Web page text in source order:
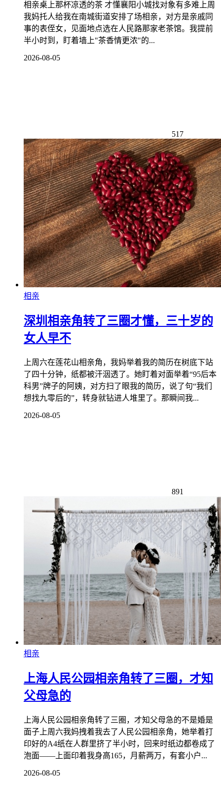
相亲桌上那杯凉透的茶 才懂襄阳小城找对象有多难上周
我妈托人给我在南城街道安排了场相亲，对方是亲戚同
事的表侄女，见面地点选在人民路那家老茶馆。我提前
半小时到，盯着墙上"茶香情更浓"的...
2026-08-05
517
相亲
深圳相亲角转了三圈才懂，三十岁的
女人早不
上周六在莲花山相亲角，我妈举着我的简历在树底下站
了四十分钟，纸都被汗洇透了。她盯着对面举着“95后本
科男”牌子的阿姨，对方扫了眼我的简历，说了句“我们
想找九零后的”，转身就钻进人堆里了。那瞬间我...
2026-08-05
891
相亲
上海人民公园相亲角转了三圈，才知
父母急的
上海人民公园相亲角转了三圈，才知父母急的不是婚是
面子上周六我妈拽着我去了人民公园相亲角，她举着打
印好的A4纸在人群里挤了半小时，回来时纸边都卷成了
泡面——上面印着我身高165，月薪两万，有套小户...
2026-08-05